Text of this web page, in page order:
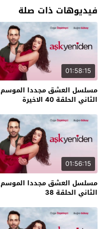
فيديوهات ذات صلة
01:58:15
مسلسل العشق مجددا الموسم
الثاني الحلقة 40 الاخيرة
01:56:15
مسلسل العشق مجددا الموسم
الثاني الحلقة 38